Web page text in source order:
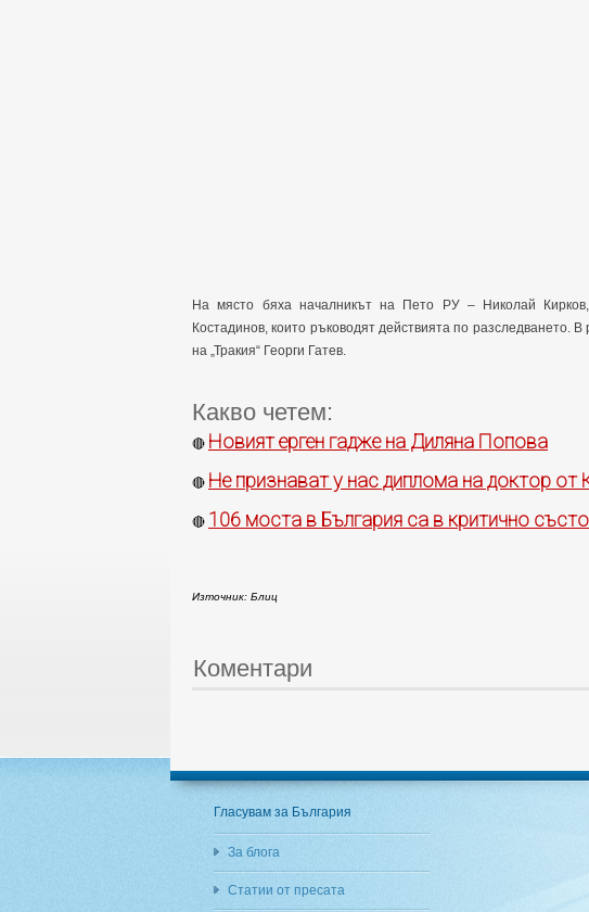
На място бяха началникът на Пето РУ – Николай
Костадинов, които ръководят действията по разследването.
на „Тракия“ Георги Гатев.
Какво четем:
🔴 Новият ерген гадже на Диляна Попова
🔴 Не признават у нас диплома на доктор от
🔴 106 моста в България са в критично
Източник: Блиц
Коментари
Гласувам за България
За блога
Статии от пресата